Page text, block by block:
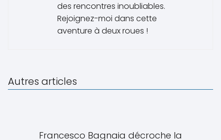
des rencontres inoubliables.
Rejoignez-moi dans cette
aventure à deux roues !
Autres articles
Francesco Bagnaia décroche la